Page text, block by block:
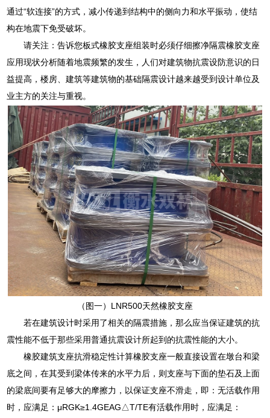
通过“软连接”的方式，减小传递到结构中的侧向力和水平振动，使结
构在地震下免受破坏。
请关注：告诉您板式橡胶支座组装时必须仔细擦净隔震橡胶支座
应用现状分析随着地震频繁的发生，人们对建筑物抗震设防意识的日
益提高，楼房、建筑等建筑物的基础隔震设计越来越受到设计单位及
业主方的关注与重视。
（图一）LNR500天然橡胶支座
若在建筑设计时采用了相关的隔震措施，那么应当保证建筑的抗
震性能不低于那些采用普通抗震设计所起到的抗震性能的大小。
橡胶建筑支座抗滑稳定性计算橡胶支座一般直接设置在墩台和梁
底之间，在其受到梁体传来的水平力后，则支座与下面的垫石及上面
的梁底间要有足够大的摩擦力，以保证支座不滑走，即：无活载作用
时，应满足：μRGK≥1.4GEAG△T/TE有活载作用时，应满足：